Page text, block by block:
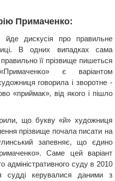
Примаченко:
йде дискусія про правильне
В одних випадках сама
її прізвище пишеться
є варіантом
говорила і зворотне -
«приймак», від якого і пішло
що букву «й» художниця
прізвище почала писати на
запевняє, що єдино
Саме цей варіант
суду в 2010
судді керувалися даними з